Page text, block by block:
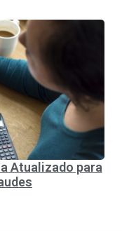
Atualizado para